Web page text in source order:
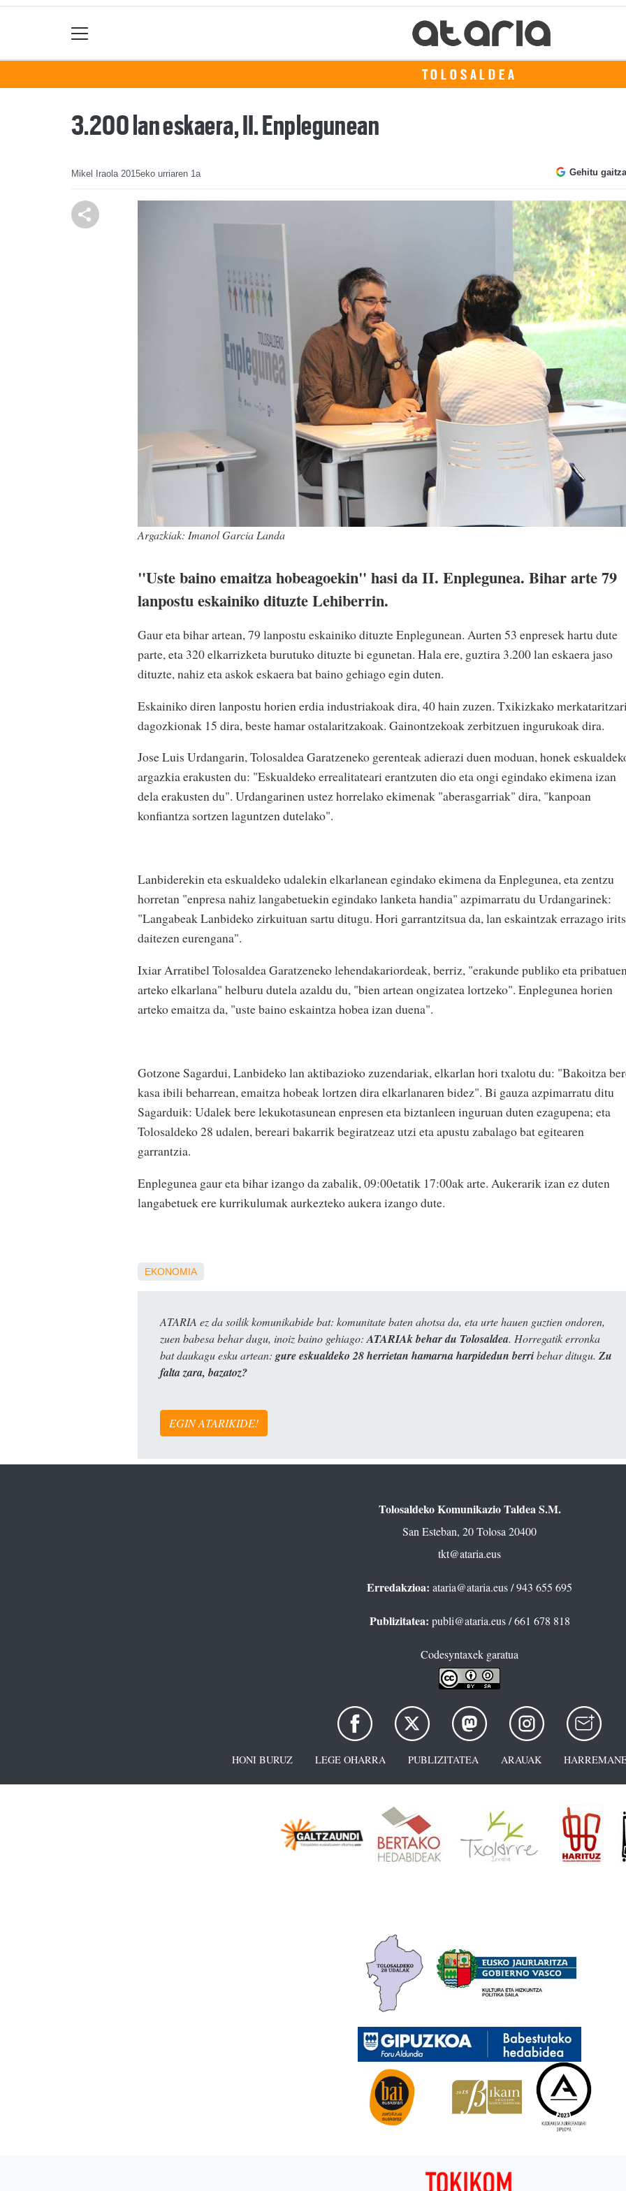
TOLOSALDEA
3.200 lan eskaera, II. Enplegunean
Mikel Iraola 2015eko urriaren 1a Gehitu
Argazkiak: Imanol Garcia Landa
"Uste baino emaitza hobeagoekin" hasi da II. Enplegunea. Bihar arte 79
lanpostu eskainiko dituzte Lehiberrin.
Gaur eta bihar artean, 79 lanpostu eskainiko dituzte Enplegunean. Aurten 53 enpresek hartu dute
parte, eta 320 elkarrizketa burutuko dituzte bi egunetan. Hala ere, guztira 3.200 lan eskaera jaso
dituzte, nahiz eta askok eskaera bat baino gehiago egin duten.
Eskainiko diren lanpostu horien erdia industriakoak dira, 40 hain zuzen. Txikizkako
dagozkionak 15 dira, beste hamar ostalaritzakoak. Gainontzekoak zerbitzuen ingurukoak dira.
Jose Luis Urdangarin, Tolosaldea Garatzeneko gerenteak adierazi duen moduan, honek
argazkia erakusten du: "Eskualdeko errealitateari erantzuten dio eta ongi egindako ekimena izan
dela erakusten du". Urdangarinen ustez horrelako ekimenak "aberasgarriak" dira, "kanpoan
konfiantza sortzen laguntzen dutelako".
Lanbiderekin eta eskualdeko udalekin elkarlanean egindako ekimena da Enplegunea, eta zentzu
horretan "enpresa nahiz langabetuekin egindako lanketa handia" azpimarratu du Urdangarinek:
"Langabeak Lanbideko zirkuituan sartu ditugu. Hori garrantzitsua da, lan eskaintzak errazago irits
daitezen eurengana".
Ixiar Arratibel Tolosaldea Garatzeneko lehendakariordeak, berriz, "erakunde publiko eta
arteko elkarlana" helburu dutela azaldu du, "bien artean ongizatea lortzeko". Enplegunea horien
arteko emaitza da, "uste baino eskaintza hobea izan duena".
Gotzone Sagardui, Lanbideko lan aktibazioko zuzendariak, elkarlan hori txalotu du: "Bakoitza
kasa ibili beharrean, emaitza hobeak lortzen dira elkarlanaren bidez". Bi gauza azpimarratu ditu
Sagarduik: Udalek bere lekukotasunean enpresen eta biztanleen inguruan duten ezagupena; eta
Tolosaldeko 28 udalen, bereari bakarrik begiratzeaz utzi eta apustu zabalago bat egitearen
garrantzia.
Enplegunea gaur eta bihar izango da zabalik, 09:00etatik 17:00ak arte. Aukerarik izan ez duten
langabetuek ere kurrikulumak aurkezteko aukera izango dute.
EKONOMIA
ATARIA ez da soilik komunikabide bat: komunitate baten ahotsa da, eta urte hauen guztien ondoren,
zuen babesa behar dugu, inoiz baino gehiago:ATARIAk behar du Tolosaldea. Horregatik erronka
bat daukagu esku artean: gure eskualdeko 28 herrietan hamarna harpidedun berribehar ditugu. Zu
falta zara, bazatoz?
EGIN ATARIKIDE!
Tolosaldeko Komunikazio Taldea S.M.
San Esteban, 20 Tolosa 20400
tkt@ataria.eus
Erredakzioa: ataria@ataria.eus/ 943 655 695
Publizitatea: publi@ataria.eus/ 661 678 818
Codesyntaxek garatua
HONI BURUZ LEGE OHARRA PUBLIZITATEA ARAUAK